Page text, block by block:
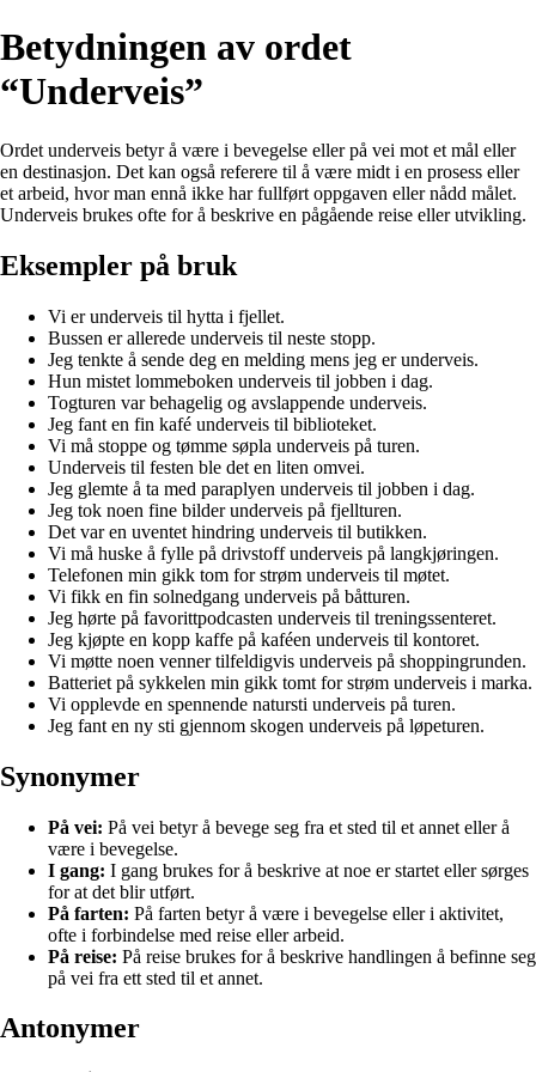
Betydningen av ordet
“Underveis”
Ordet underveis betyr å være i bevegelse eller på vei mot et mål eller
en destinasjon. Det kan også referere til å være midt i en prosess eller
et arbeid, hvor man ennå ikke har fullført oppgaven eller nådd målet.
Underveis brukes ofte for å beskrive en pågående reise eller utvikling.
Eksempler på bruk
Vi er underveis til hytta i fjellet.
Bussen er allerede underveis til neste stopp.
Jeg tenkte å sende deg en melding mens jeg er underveis.
Hun mistet lommeboken underveis til jobben i dag.
Togturen var behagelig og avslappende underveis.
Jeg fant en fin kafé underveis til biblioteket.
Vi må stoppe og tømme søpla underveis på turen.
Underveis til festen ble det en liten omvei.
Jeg glemte å ta med paraplyen underveis til jobben i dag.
Jeg tok noen fine bilder underveis på fjellturen.
Det var en uventet hindring underveis til butikken.
Vi må huske å fylle på drivstoff underveis på langkjøringen.
Telefonen min gikk tom for strøm underveis til møtet.
Vi fikk en fin solnedgang underveis på båtturen.
Jeg hørte på favorittpodcasten underveis til treningssenteret.
Jeg kjøpte en kopp kaffe på kaféen underveis til kontoret.
Vi møtte noen venner tilfeldigvis underveis på shoppingrunden.
Batteriet på sykkelen min gikk tomt for strøm underveis i marka.
Vi opplevde en spennende natursti underveis på turen.
Jeg fant en ny sti gjennom skogen underveis på løpeturen.
Synonymer
På vei: På vei betyr å bevege seg fra et sted til et annet eller å
være i bevegelse.
I gang: I gang brukes for å beskrive at noe er startet eller sørges
for at det blir utført.
På farten: På farten betyr å være i bevegelse eller i aktivitet,
ofte i forbindelse med reise eller arbeid.
På reise: På reise brukes for å beskrive handlingen å befinne seg
på vei fra ett sted til et annet.
Antonymer